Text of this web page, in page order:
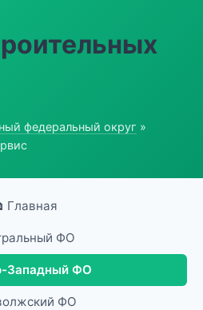
федеральный округ »
Главная
ФО
Западный ФО
ФО